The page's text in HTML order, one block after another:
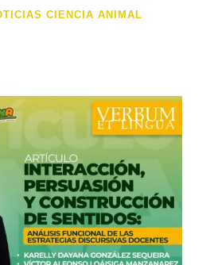
CIENCIA ANIMAL